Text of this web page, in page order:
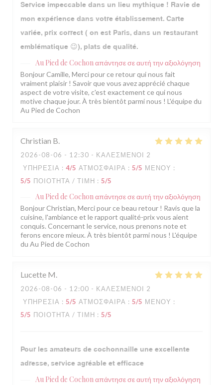
Service impeccable dans un lieu mythique ! Ravie de
mon expérience dans votre établissement. Carte
variée, prix correct ( on est Paris, dans un restaurant
emblématique 😉), plats de qualité.
Au Pied de Cochonαπάντησε σε αυτή την αξιολόγηση
Bonjour Camille, Merci pour ce retour qui nous fait
vraiment plaisir ! Savoir que vous avez apprécié chaque
aspect de votre visite, c'est exactement ce qui nous
motive chaque jour. À très bientôt parmi nous ! L'équipe du
Au Pied de Cochon
Christian B
2026-08-06 - 12:30 - ΚΑΛΕΣΜΈΝΟΙ 2
ΥΠΗΡΕΣΊΑ : 4/5 ΑΤΜΌΣΦΑΙΡΑ : 5/5 ΜΕΝΟΎ :
5/5 ΠΟΙΌΤΗΤΑ / ΤΙΜΉ : 5/5
Au Pied de Cochonαπάντησε σε αυτή την αξιολόγηση
Bonjour Christian, Merci pour ce beau retour ! Ravis que la
cuisine, l'ambiance et le rapport qualité-prix vous aient
conquis. Concernant le service, nous prenons note et
ferons encore mieux. À très bientôt parmi nous ! L'équipe
du Au Pied de Cochon
Lucette M
2026-08-06 - 12:00 - ΚΑΛΕΣΜΈΝΟΙ 2
ΥΠΗΡΕΣΊΑ : 5/5 ΑΤΜΌΣΦΑΙΡΑ : 5/5 ΜΕΝΟΎ :
5/5 ΠΟΙΌΤΗΤΑ / ΤΙΜΉ : 5/5
Pour les amateurs de cochonnaille une excellente
adresse, service agréable et efficace
Au Pied de Cochonαπάντησε σε αυτή την αξιολόγηση